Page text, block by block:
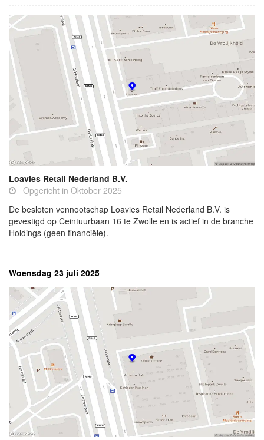
Loavies Retail Nederland B.V.
Opgericht in Oktober 2025
De besloten vennootschap Loavies Retail Nederland B.V. is
gevestigd op Ceintuurbaan 16 te Zwolle en is actief in de branche
Holdings (geen financiële).
Woensdag 23 juli 2025